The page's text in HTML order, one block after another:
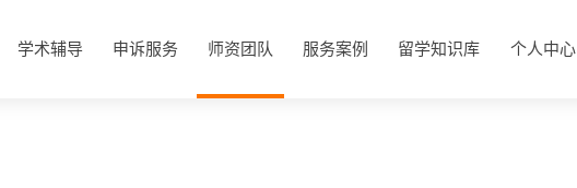
学术辅导 申诉服务 师资团队 服务案例 留学知识库 个人中心